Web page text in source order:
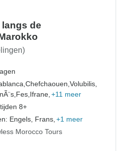
de
Chefchaouen,Volubilis,
Fes, Ifrane, +11 meer
8+
Engels, Frans, +1 meer
Morocco Tours